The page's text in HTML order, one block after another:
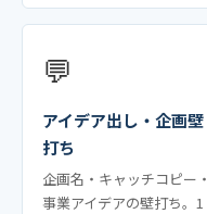
💬
アイデア出し・企画壁
打ち
企画名・キャッチコピー・
事業アイデアの壁打ち。1